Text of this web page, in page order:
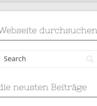
durchsuchen
neusten Beiträge